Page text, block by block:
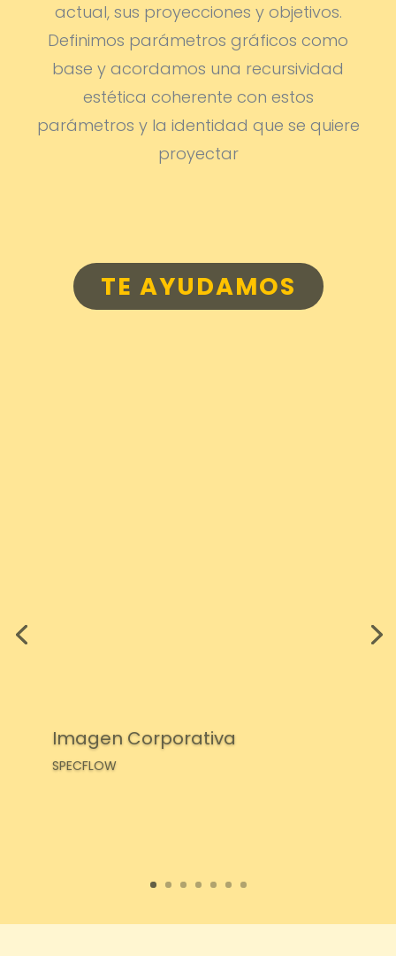
actual, sus proyecciones y objetivos.
Definimos parámetros gráficos como
base y acordamos una recursividad
estética coherente con estos
parámetros y la identidad que se quiere
proyectar
TE AYUDAMOS
Imagen Corporativa
SPECFLOW